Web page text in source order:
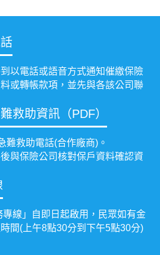
以電話或語音方式通知催繳保險
或轉帳款項，並先與各該公司聯
救助資訊（PDF）
難救助電話(合作廠商)。
與保險公司核對保戶資料確認資
線」自即日起啟用，民眾如有金
間(上午8點30分到下午5點30分)